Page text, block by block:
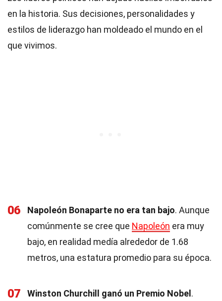
en la historia. Sus decisiones, personalidades y
estilos de liderazgo han moldeado el mundo en el
que vivimos.
06 Napoleón Bonaparte no era tan bajo. Aunque
comúnmente se cree que Napoleón era muy
bajo, en realidad medía alrededor de 1.68
metros, una estatura promedio para su época.
07 Winston Churchill ganó un Premio Nobel .